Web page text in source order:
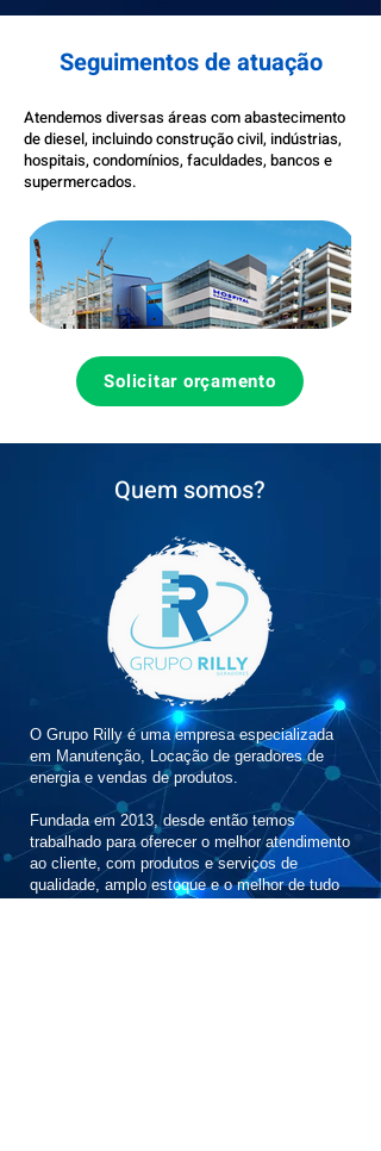
Seguimentos de atuação
Atendemos diversas áreas com abastecimento
de diesel, incluindo construção civil, indústrias,
hospitais, condomínios, faculdades, bancos e
supermercados.
Solicitar orçamento
Quem somos?
O Grupo Rilly é uma empresa especializada
em Manutenção, Locação de geradores de
energia e vendas de produtos.
Fundada em 2013, desde então temos
trabalhado para oferecer o melhor atendimento
ao cliente, com produtos e serviços de
qualidade, amplo estoque e o melhor de tudo